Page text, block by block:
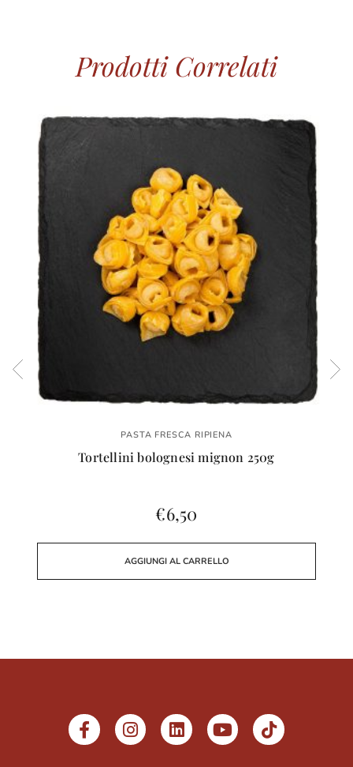
Prodotti Correlati
PASTA FRESCA RIPIENA
Tortellini bolognesi mignon 250g
€6,50
AGGIUNGI AL CARRELLO